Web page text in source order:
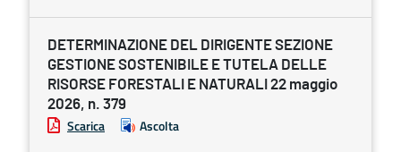
DETERMINAZIONE DEL DIRIGENTE SEZIONE
GESTIONE SOSTENIBILE E TUTELA DELLE
RISORSE FORESTALI E NATURALI 22 maggio
2026, n. 379
Scarica Ascolta